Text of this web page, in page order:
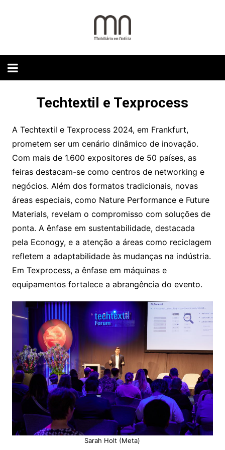
Techtextil e Texprocess
A Techtextil e Texprocess 2024, em Frankfurt,
prometem ser um cenário dinâmico de inovação.
Com mais de 1.600 expositores de 50 países, as
feiras destacam-se como centros de networking e
negócios. Além dos formatos tradicionais, novas
áreas especiais, como Nature Performance e Future
Materials, revelam o compromisso com soluções de
ponta. A ênfase em sustentabilidade, destacada
pela Econogy, e a atenção a áreas como reciclagem
refletem a adaptabilidade às mudanças na indústria.
Em Texprocess, a ênfase em máquinas e
equipamentos fortalece a abrangência do evento.
Sarah Holt (Meta)